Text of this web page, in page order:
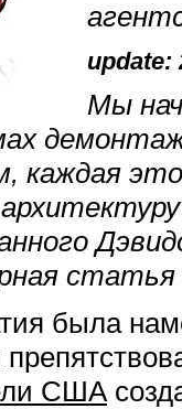
update:
Мы
каждая
статья
была
США